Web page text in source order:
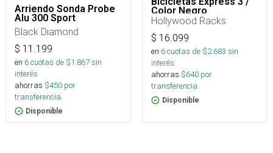
Arriendo Sonda Probe
Alu 300 Sport
Black Diamond
$ 11.199
en 6cuotas de $1.867sin
interés
ahorras $450 por
transferencia.
Disponible
Color Negro
Hollywood Racks
$ 16.099
en 6cuotas de $2.683 sin
interés
ahorras $640 por
transferencia.
Disponible